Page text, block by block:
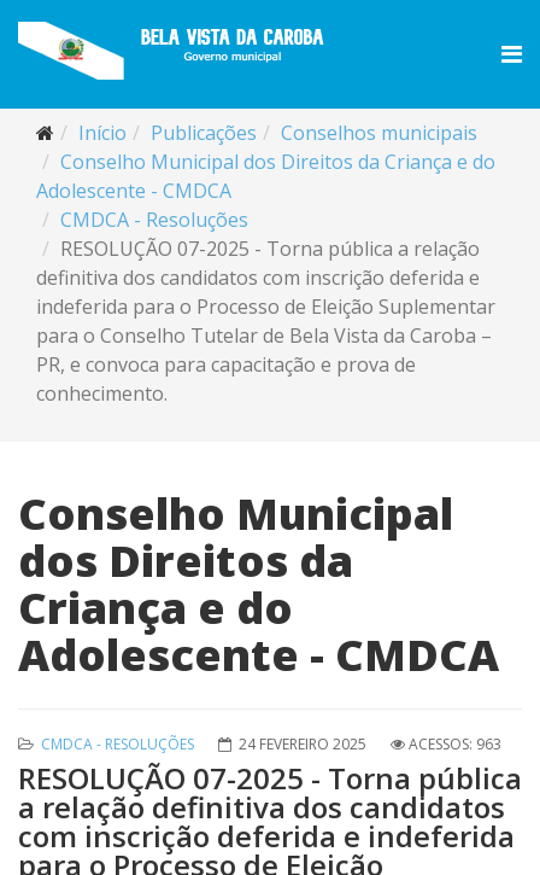
Início Publicações
Conselhos municipais
Conselho Municipal dos Direitos da Criança e do
Adolescente - CMDCA
CMDCA - Resoluções
RESOLUÇÃO 07-2025 - Torna pública a relação
definitiva dos candidatos com inscrição deferida e
indeferida para o Processo de Eleição Suplementar
para o Conselho Tutelar de Bela Vista da Caroba –
PR, e convoca para capacitação e prova de
conhecimento.
Conselho Municipal
dos Direitos da
Criança e do
Adolescente - CMDCA
CMDCA - RESOLUÇÕES 24 FEVEREIRO 2025 ACESSOS: 963
RESOLUÇÃO 07-2025 - Torna pública
a relação definitiva dos candidatos
com inscrição deferida e indeferida
para o Processo de Eleição